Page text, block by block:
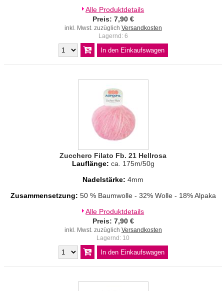
Alle Produktdetails
Preis: 7,90 €
inkl. Mwst. zuzüglich Versandkosten
Lagernd: 6
Zucchero Filato Fb. 21 Hellrosa
Lauflänge: ca. 175m/50g
Nadelstärke: 4mm
Zusammensetzung: 50 % Baumwolle - 32% Wolle - 18% Alpaka
Alle Produktdetails
Preis: 7,90 €
inkl. Mwst. zuzüglich Versandkosten
Lagernd: 10